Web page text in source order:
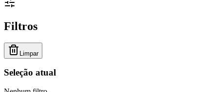
Filtros
Limpar
Seleção atual